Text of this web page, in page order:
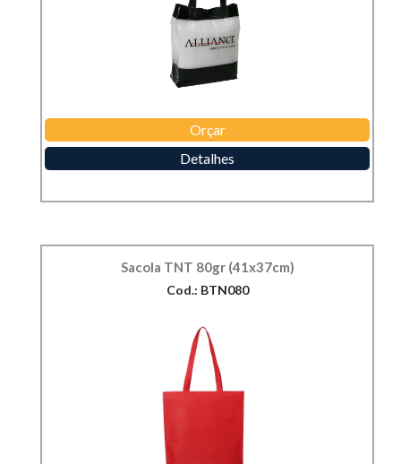
Orçar
Detalhes
Sacola TNT 80gr (41x37cm)
Cod.: BTN080